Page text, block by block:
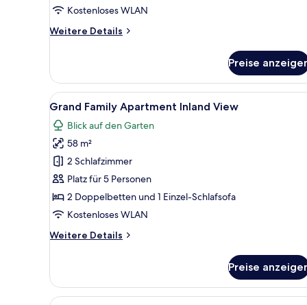
Kostenloses WLAN
Weitere Details
Weitere
Family
Bungalow
Poolside
Preise
Alle
Fotos
für
Grand
Family
Apartment
Inland
View
Ein modernes Hotelzimmer
8
Grand Family Apartment Inland View
Blick auf den Garten
58 m²
2 Schlafzimmer
Platz für 5 Personen
2 Doppelbetten und 1 Einzel-Schlafsofa
Kostenloses WLAN
Weitere Details
Weitere
Family
Apartment
Preise
Ein Hotelzimmer mit einem